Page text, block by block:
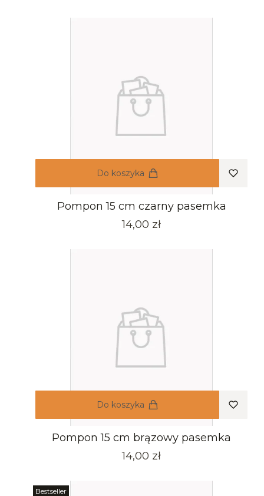
Do koszyka
Pompon 15 cm czarny pasemka
Cena
14,00 zł
Do koszyka
Pompon 15 cm brązowy pasemka
Cena
14,00 zł
Bestseller